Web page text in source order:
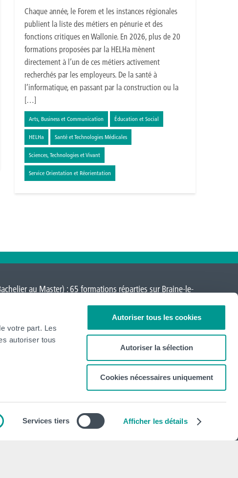
votre part. Les
autoriser tous
Services tiers Afficher les détails
Autoriser tous les cookies
Autoriser la sélection
Cookies nécessaires uniquement
Chaque année, le Forem et les instances régionales
publient la liste des métiers en pénurie et des
fonctions critiques en Wallonie. En 2026, plus de 20
formations proposées par la HELHa mènent
directement à l’un de ces métiers activement
recherchés par les employeurs. De la santé à
l’informatique, en passant par la construction ou la
[…]
Arts, Business et Communication Éducation et Social
HELHa Santé et Technologies Médicales
Sciences, Technologies et Vivant
Service Orientation et Réorientation
au Master) : 65 formations réparties surBraine-le-
Newsletter
S'abonner
Mentions légales